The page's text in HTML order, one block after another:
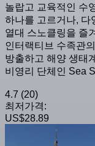
놀랍고 교육적인 수
하나를 고르거나, 다
열대 스노클링을 즐
인터랙티브 수족관
방출하고 해양 생태
비영리 단체인 Sea
4.7 (20)
최저가격:
US$28.89